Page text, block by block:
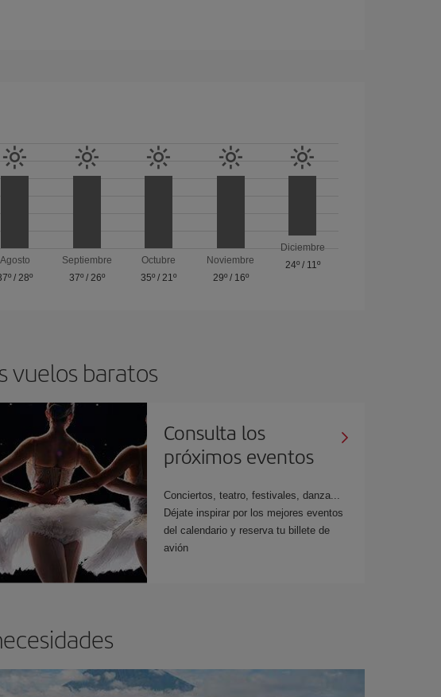
Agosto
/ 28º
Septiembre
37º/ 26º
Octubre
35º / 21º
Noviembre
29º/ 16º
Diciembre
24º/ 11º
vuelos baratos
Consulta los
próximos eventos
Conciertos, teatro, festivales, danza...
Déjate inspirar por los mejores eventos
del calendario y reserva tu billete de
avión